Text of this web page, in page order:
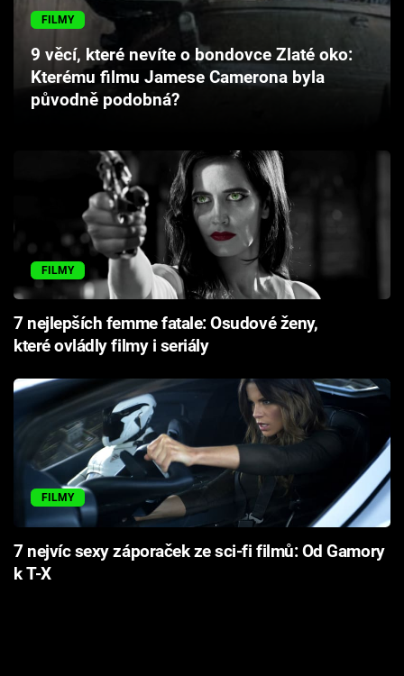
Cool Esport
Pořady
Sledujte prima+
Přihlášení
Sledujte nás
FILMY
9 věcí, které nevíte o bondovce Zlaté oko:
Kterému filmu Jamese Camerona byla
původně podobná?
FILMY
7 nejlepších femme fatale: Osudové ženy,
které ovládly filmy i seriály
FILMY
7 nejvíc sexy záporaček ze sci-fi filmů: Od Gamory
k T-X